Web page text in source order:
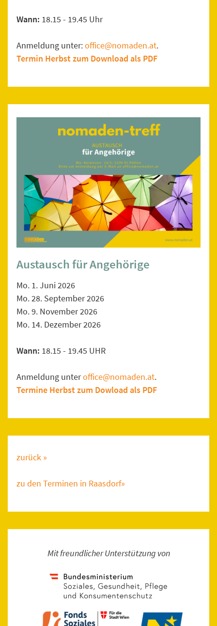
Wann: 18.15 - 19.45 Uhr
Anmeldung unter:office@nomaden.at.
Termin Herbst zum Download als PDF
Austausch für Angehörige
Mo. 1. Juni 2026
Mo. 28. September 2026
Mo. 9. November 2026
Mo. 14. Dezember 2026
Wann: 18.15 - 19.45 UHR
Anmeldung unteroffice@nomaden.at.
Termine Herbst zum Dowload als PDF
zurück »
zu den Terminen in Raasdorf»
Mit freundlicher Unterstützung von